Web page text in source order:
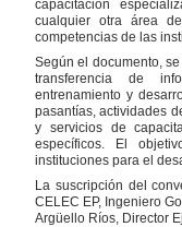
capacitación
cualquier otra área
competencias de las
Según el documento,
transferencia de
entrenamiento y
pasantías, actividades
y servicios de
específicos. El
instituciones para el
La suscripción del
CELEC EP, Ingeniero
Argüello Ríos, Director